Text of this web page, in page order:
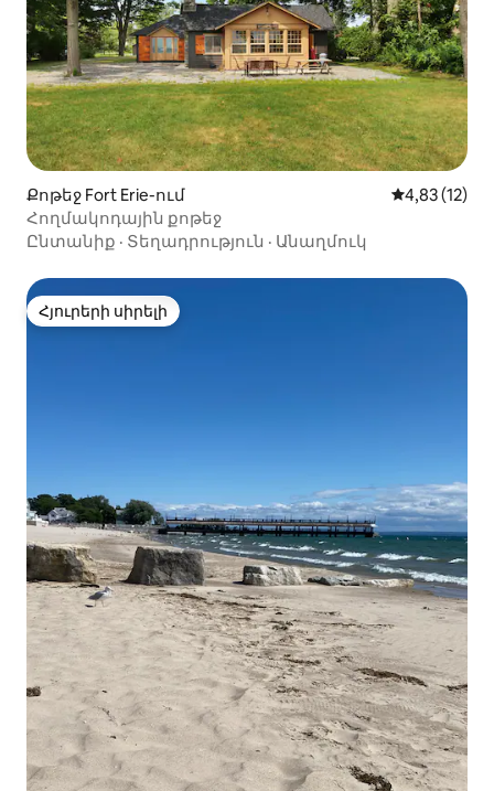
Քոթեջ Fort Erie-ում Միջին
4,83 (12)
Հողմակոդային քոթեջ
Ընտանիք · Տեղադրություն · Անաղմուկ
Հյուրերի սիրելի
Հյուրերի սիրելի